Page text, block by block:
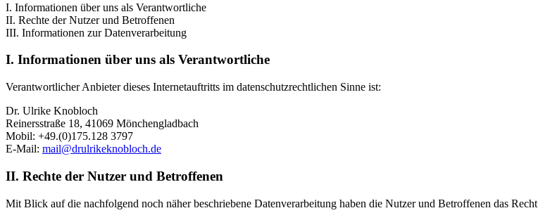
I. Informationen über uns als Verantwortliche
II. Rechte der Nutzer und Betroffenen
III. Informationen zur Datenverarbeitung
I. Informationen über uns als Verantwortliche
Verantwortlicher Anbieter dieses Internetauftritts im datenschutzrechtlichen Sinne ist:
Dr. Ulrike Knobloch
Reinersstraße 18, 41069 Mönchengladbach
Mobil: +49.(0)175.128 3797
E-Mail: mail@drulrikeknobloch.de
II. Rechte der Nutzer und Betroffenen
Mit Blick auf die nachfolgend noch näher beschriebene Datenverarbeitung haben die Nutzer und Betroffenen das Recht